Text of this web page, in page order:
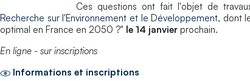
Ces questions ont fait l'objet de
Recherche sur l'Environnement et le Développement, dont
optimal en France en 2050 ?" le 14 janvier prochain.
En ligne - sur inscriptions
Informations et inscriptions